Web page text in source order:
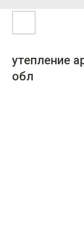
утепление
обл